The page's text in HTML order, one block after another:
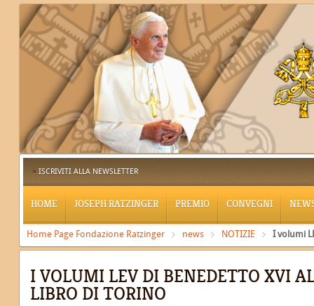
ISCRIVITI ALLA NEWSLETTER
HOME JOSEPH RATZINGER PREMIO CONVEGNI
Home Page Fondazione Ratzinger news NOTIZIE I volumi
I VOLUMI LEV DI BENEDETTO XVI
LIBRO DI TORINO